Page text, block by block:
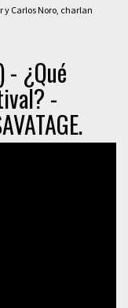
y Carlos Noro, charlan
- ¿Qué
-